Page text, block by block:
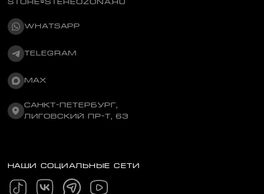
STORE@STEREOZONA.RU
WHATSAPP
TELEGRAM
MAX
САНКТ-ПЕТЕРБУРГ,
ЛИГОВСКИЙ ПР-Т, 63
НАШИ СОЦИАЛЬНЫЕ СЕТИ